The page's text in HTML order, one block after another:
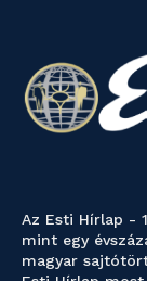
Az Esti Hírlap -
mint egy
magyar